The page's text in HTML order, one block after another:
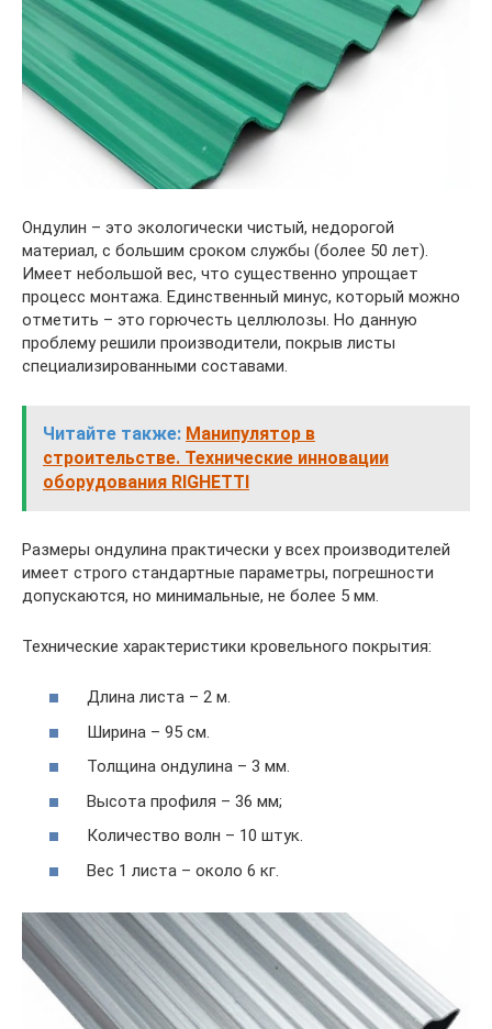
Ондулин – это экологически чистый, недорогой
материал, с большим сроком службы (более 50 лет).
Имеет небольшой вес, что существенно упрощает
процесс монтажа. Единственный минус, который можно
отметить – это горючесть целлюлозы. Но данную
проблему решили производители, покрыв листы
специализированными составами.
Читайте также: Манипулятор в
строительстве. Технические инновации
оборудования RIGHETTI
Размеры ондулина практически у всех производителей
имеет строго стандартные параметры, погрешности
допускаются, но минимальные, не более 5 мм.
Технические характеристики кровельного покрытия:
Длина листа – 2 м.
Ширина – 95 см.
Толщина ондулина – 3 мм.
Высота профиля – 36 мм;
Количество волн – 10 штук.
Вес 1 листа – около 6 кг.